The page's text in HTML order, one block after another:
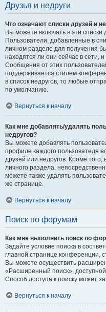
Друзья и недруги
Что означают списки друзей и
Вы можете включать в эти
Пользователи, добавленные в
личном разделе для получения
находятся ли они сейчас в сети,
Сообщения от этих
поддерживается стилем
в список недругов, то любые
по умолчанию.
Вернуться к началу
Как мне добавлять/удалять
недругов?
Вы можете добавлять
профиле каждого пользователя
друзей или недругов. Кроме
личного раздела,
можете также удалять
же странице.
Вернуться к началу
Поиск по форумам
Как мне выполнить поиск по
Задайте условие поиска в
главной странице конференции,
Вы можете осуществить
«Расширенный поиск»,
Способ доступа к поиску может
Вернуться к началу